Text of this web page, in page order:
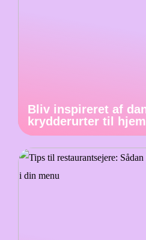
Bliv inspireret af
krydderurter til